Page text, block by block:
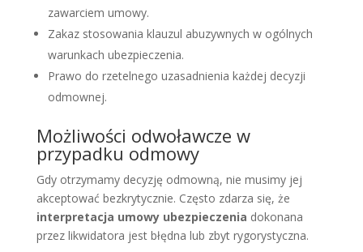
zawarciem umowy.
Zakaz stosowania klauzul abuzywnych w ogólnych
warunkach ubezpieczenia.
Prawo do rzetelnego uzasadnienia każdej decyzji
odmownej.
Możliwości odwoławcze w
przypadku odmowy
Gdy otrzymamy decyzję odmowną, nie musimy jej
akceptować bezkrytycznie. Często zdarza się, że
interpretacja umowy ubezpieczenia dokonana
przez likwidatora jest błędna lub zbyt rygorystyczna.